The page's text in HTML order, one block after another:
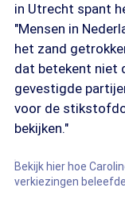
in Utrecht spant
"Mensen in
het zand
dat betekent niet
gevestigde
voor de
bekijken."
Bekijk hier hoe
verkiezingen beleefde